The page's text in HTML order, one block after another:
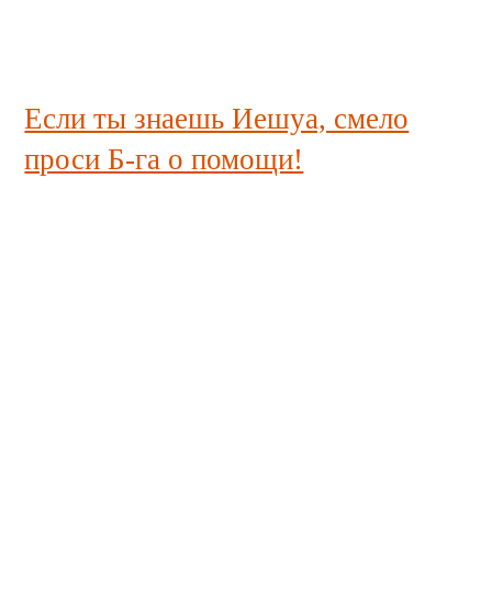
Если ты знаешь Иешуа, смело
проси Б-га о помощи!